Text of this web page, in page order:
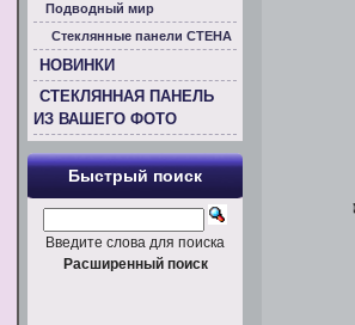
Подводный мир
Стеклянные панели СТЕНА
НОВИНКИ
СТЕКЛЯННАЯ ПАНЕЛЬ
ИЗ ВАШЕГО ФОТО
Быстрый поиск
Введите слова для поиска
Расширенный поиск